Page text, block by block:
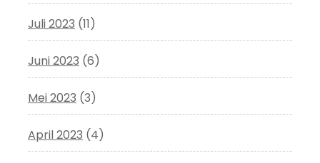
Juli 2023 (11)
Juni 2023 (6)
Mei 2023 (3)
April 2023 (4)